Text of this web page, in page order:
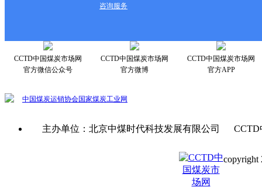
咨询服务
CCTD中国煤炭市场网
官方微信公众号
CCTD中国煤炭市场网
官方微博
CCTD中国煤炭市场网
官方APP
中国煤炭运销协会国家煤炭工业网
主办单位：北京中煤时代科技发展有限公司
copyright